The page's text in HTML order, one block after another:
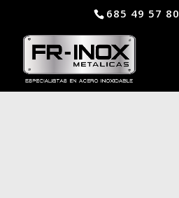
685 49 57 80